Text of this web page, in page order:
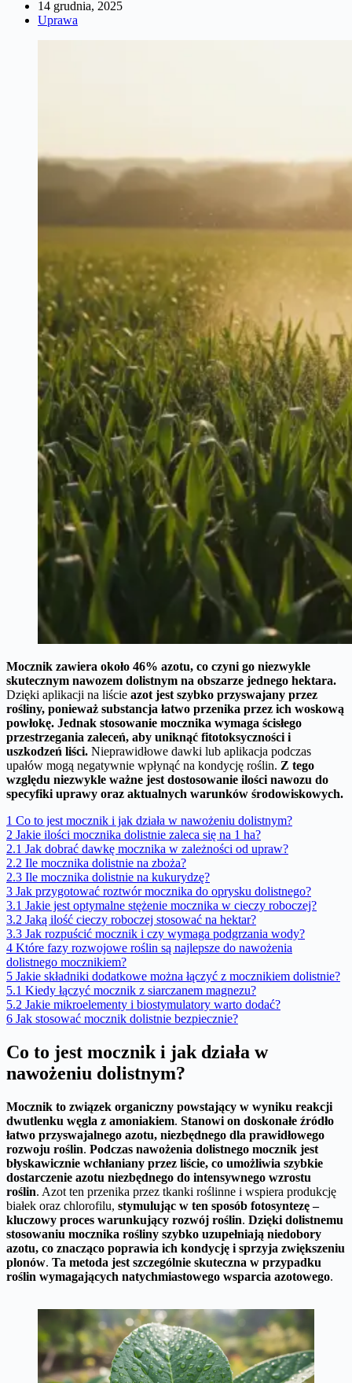
14 grudnia, 2025
Uprawa
Mocznik zawiera około 46% azotu, co czyni go niezwykle
skutecznym nawozem dolistnym na obszarze jednego hektara.
Dzięki aplikacji na liście azot jest szybko przyswajany przez
rośliny, ponieważ substancja łatwo przenika przez ich woskową
powłokę. Jednak stosowanie mocznika wymaga ścisłego
przestrzegania zaleceń, aby uniknąć fitotoksyczności i
uszkodzeń liści. Nieprawidłowe dawki lub aplikacja podczas
upałów mogą negatywnie wpłynąć na kondycję roślin. Z tego
względu niezwykle ważne jest dostosowanie ilości nawozu do
specyfiki uprawy oraz aktualnych warunków środowiskowych.
1 Co to jest mocznik i jak działa w nawożeniu dolistnym?
2 Jakie ilości mocznika dolistnie zaleca się na 1 ha?
2.1 Jak dobrać dawkę mocznika w zależności od upraw?
2.2 Ile mocznika dolistnie na zboża?
2.3 Ile mocznika dolistnie na kukurydzę?
3 Jak przygotować roztwór mocznika do oprysku dolistnego?
3.1 Jakie jest optymalne stężenie mocznika w cieczy roboczej?
3.2 Jaką ilość cieczy roboczej stosować na hektar?
3.3 Jak rozpuścić mocznik i czy wymaga podgrzania wody?
4 Które fazy rozwojowe roślin są najlepsze do nawożenia
dolistnego mocznikiem?
5 Jakie składniki dodatkowe można łączyć z mocznikiem dolistnie?
5.1 Kiedy łączyć mocznik z siarczanem magnezu?
5.2 Jakie mikroelementy i biostymulatory warto dodać?
6 Jak stosować mocznik dolistnie bezpiecznie?
Co to jest mocznik i jak działa w
nawożeniu dolistnym?
Mocznik to związek organiczny powstający w wyniku reakcji
dwutlenku węgla z amoniakiem. Stanowi on doskonałe źródło
łatwo przyswajalnego azotu, niezbędnego dla prawidłowego
rozwoju roślin. Podczas nawożenia dolistnego mocznik jest
błyskawicznie wchłaniany przez liście, co umożliwia szybkie
dostarczenie azotu niezbędnego do intensywnego wzrostu
roślin. Azot ten przenika przez tkanki roślinne i wspiera produkcję
białek oraz chlorofilu, stymulując w ten sposób fotosyntezę –
kluczowy proces warunkujący rozwój roślin. Dzięki dolistnemu
stosowaniu mocznika rośliny szybko uzupełniają niedobory
azotu, co znacząco poprawia ich kondycję i sprzyja zwiększeniu
plonów. Ta metoda jest szczególnie skuteczna w przypadku
roślin wymagających natychmiastowego wsparcia azotowego.